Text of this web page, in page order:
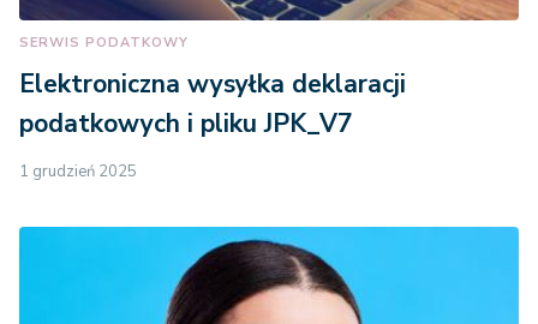
SERWIS PODATKOWY
Elektroniczna wysyłka deklaracji
podatkowych i pliku JPK_V7
1 grudzień 2025